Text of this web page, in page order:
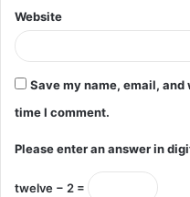
Website
Save my name, email,
time I comment.
Please enter an answer in
twelve − 2 =